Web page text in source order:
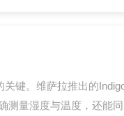
键。维萨拉推出的
量湿度与温度，还